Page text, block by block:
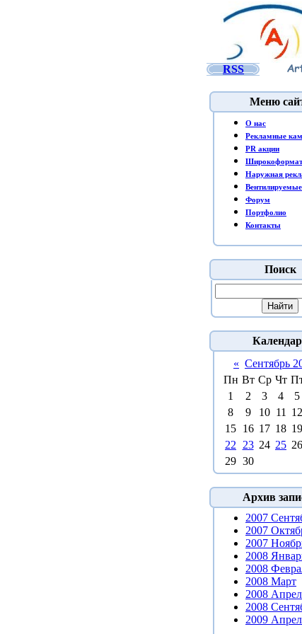
RSS
Меню
O нас
Рекламные
PR акции
Наружная
Форум
Портфолио
Контакты
Поиск
« Сентябрь
Пн Вт Ср Чт
1
2 3 4 5
8
9 10 11 12
15 16 17 18 19
22
23 24 25 26
29 30
Архив
2007
2007
2007
2008
2008
2008 Март
2008
2008
2009